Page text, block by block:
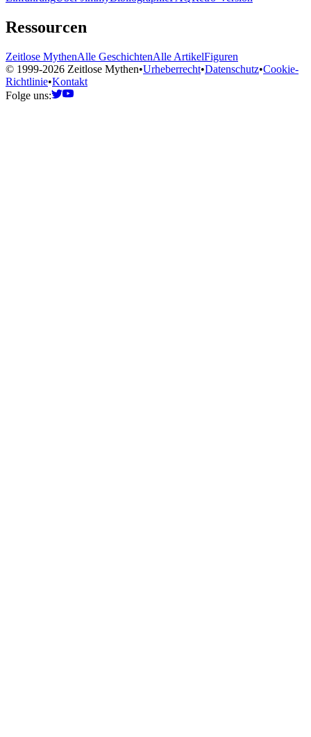
Ressourcen
Zeitlose MythenAlle GeschichtenAlle ArtikelFiguren
© 1999-2026 Zeitlose Mythen•Urheberrecht•Datenschutz•Cookie-
Richtlinie•Kontakt
Folge uns: